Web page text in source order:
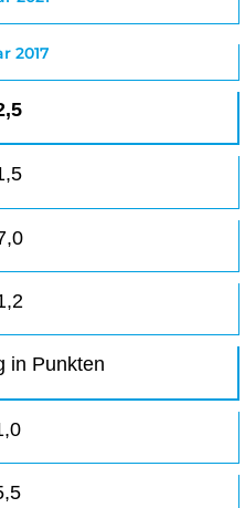
2017
in Punkten